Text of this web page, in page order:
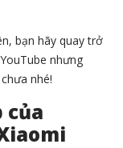
bạn hãy quay trở
nhưng
nhé!